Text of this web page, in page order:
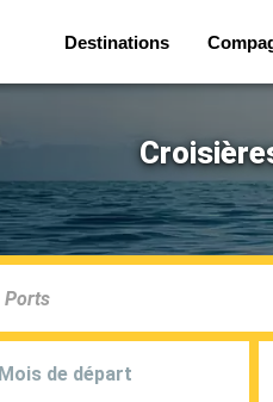
Destinations
Mois de départ